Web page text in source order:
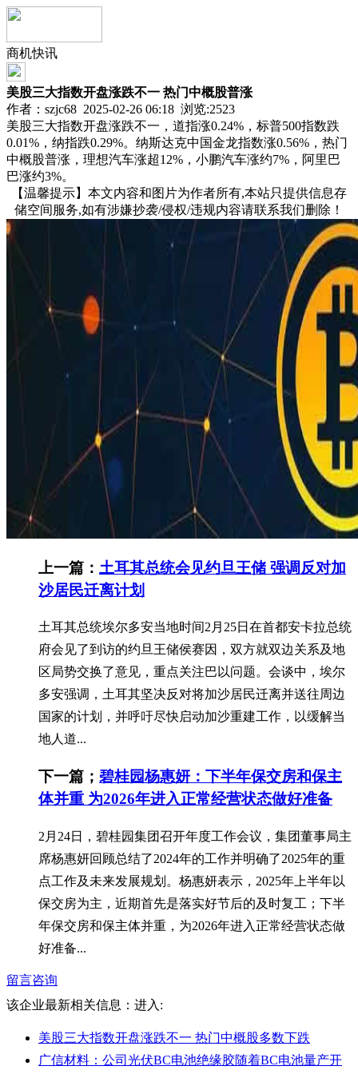
商机快讯
美股三大指数开盘涨跌不一 热门中概股普涨
作者：szjc68 2025-02-26 06:18 浏览:2523
美股三大指数开盘涨跌不一，道指涨0.24%，标普500指数跌
0.01%，纳指跌0.29%。纳斯达克中国金龙指数涨0.56%，热门
中概股普涨，理想汽车涨超12%，小鹏汽车涨约7%，阿里巴
巴涨约3%。
【温馨提示】本文内容和图片为作者所有,本站只提供信息存
储空间服务,如有涉嫌抄袭/侵权/违规内容请联系我们删除！
上一篇： 土耳其总统会见约旦王储 强调反对加
沙居民迁离计划
土耳其总统埃尔多安当地时间2月25日在首都安卡拉总统
府会见了到访的约旦王储侯赛因，双方就双边关系及地
区局势交换了意见，重点关注巴以问题。会谈中，埃尔
多安强调，土耳其坚决反对将加沙居民迁离并送往周边
国家的计划，并呼吁尽快启动加沙重建工作，以缓解当
地人道...
下一篇； 碧桂园杨惠妍：下半年保交房和保主
体并重 为2026年进入正常经营状态做好准备
2月24日，碧桂园集团召开年度工作会议，集团董事局主
席杨惠妍回顾总结了2024年的工作并明确了2025年的重
点工作及未来发展规划。杨惠妍表示，2025年上半年以
保交房为主，近期首先是落实好节后的及时复工；下半
年保交房和保主体并重，为2026年进入正常经营状态做
好准备...
留言咨询
该企业最新相关信息： 进入:
美股三大指数开盘涨跌不一 热门中概股多数下跌
广信材料：公司光伏BC电池绝缘胶随着BC电池量产开